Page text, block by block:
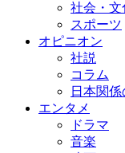
社会・文
スポーツ
オピニオン
社説
コラム
日本関
エンタメ
ドラマ
音楽